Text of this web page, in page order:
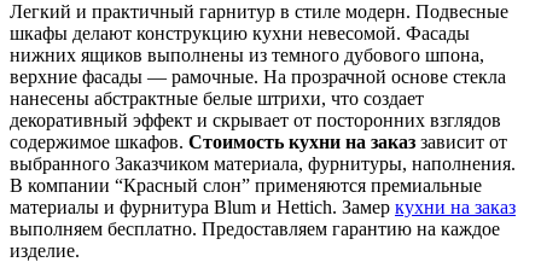
Легкий и практичный гарнитур в стиле модерн. Подвесные
шкафы делают конструкцию кухни невесомой. Фасады
нижних ящиков выполнены из темного дубового шпона,
верхние фасады — рамочные. На прозрачной основе стекла
нанесены абстрактные белые штрихи, что создает
декоративный эффект и скрывает от посторонних взглядов
содержимое шкафов. Стоимость кухни на заказ зависит от
выбранного Заказчиком материала, фурнитуры, наполнения.
В компании “Красный слон” применяются премиальные
материалы и фурнитура Blum и Hettich. Замер кухни на заказ
выполняем бесплатно. Предоставляем гарантию на каждое
изделие.